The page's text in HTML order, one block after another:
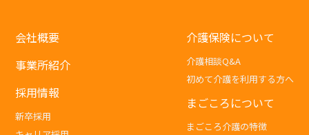
会社概要
事業所紹介
採用情報
新卒採用
介護保険について
介護相談Q&A
初めて介護を利用する方へ
まごころについて
まごころ介護の特徴